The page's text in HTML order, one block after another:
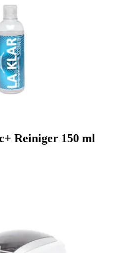
Reiniger 150 ml